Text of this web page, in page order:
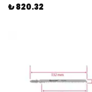
₺ 820.32